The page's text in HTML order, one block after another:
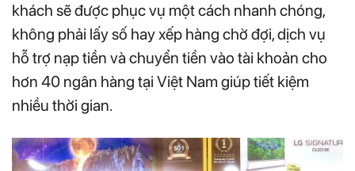
khách sẽ được phục vụ một cách nhanh chóng,
không phải lấy số hay xếp hàng chờ đợi, dịch vụ
hỗ trợ nạp tiền và chuyển tiền vào tài khoản cho
hơn 40 ngân hàng tại Việt Nam giúp tiết kiệm
nhiều thời gian.